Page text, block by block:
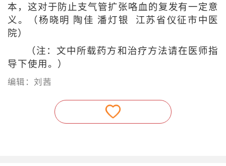
本，这对于防止支气管扩张咯血的复发有一定意
义。（杨晓明 陶佳 潘灯银 江苏省仪征市中医
院）
（注：文中所载药方和治疗方法请在医师指
导下使用。）
编辑：刘茜